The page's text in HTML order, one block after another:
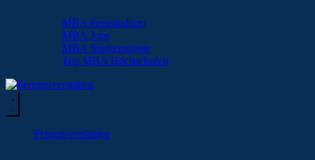
MBA Fernstudium
MBA Jobs
MBA Studiengänge
Top MBA Hochschulen
Fernuniversitäten